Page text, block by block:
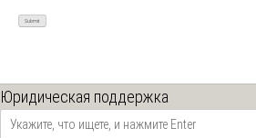
Юридическая поддержка